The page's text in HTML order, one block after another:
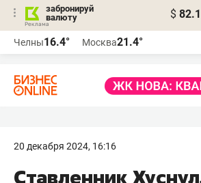
забронируй
валюту
$
Челны16.4° Москва21.4°
20 декабря 2024, 16:16
Ставленник